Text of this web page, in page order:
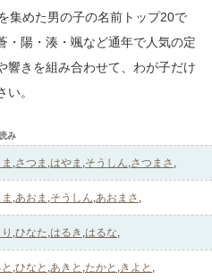
集めた男の子の名前トップ20で
・陽・湊・颯など通年で人気の定
響きを組み合わせて、わが子だけ
。
み
さつま はやま そうしん さつまさ
あおま そうしん あおまさ
ひなた はるき はるな
ひなと あきと たかと きよと